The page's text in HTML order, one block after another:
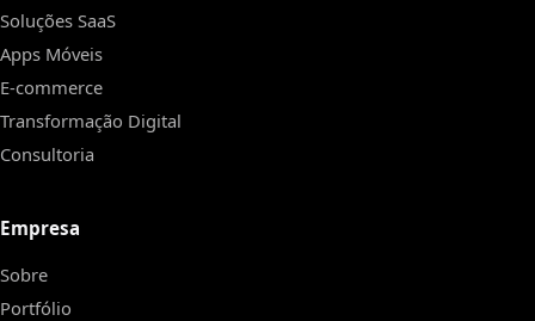
Soluções SaaS
Apps Móveis
E-commerce
Transformação Digital
Consultoria
Empresa
Sobre
Portfólio